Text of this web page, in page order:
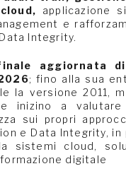
applicazione
e
Integrity.
aggiornata
; fino alla sua
la versione 2011,
inizino a valutare
sui propri
e Data Integrity,
sistemi cloud,
digitale